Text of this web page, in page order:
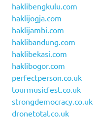
haklibengkulu.com
haklijogja.com
haklijambi.com
haklibandung.com
haklibekasi.com
haklibogor.com
perfectperson.co.uk
tourmusicfest.co.uk
strongdemocracy.co.uk
dronetotal.co.uk